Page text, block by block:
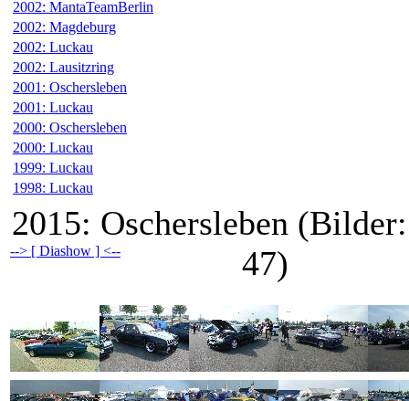
2002: MantaTeamBerlin
2002: Magdeburg
2002: Luckau
2002: Lausitzring
2001: Oschersleben
2001: Luckau
2000: Oschersleben
2000: Luckau
1999: Luckau
1998: Luckau
2015: Oschersleben (Bilder:
47)
--> [ Diashow ] <--